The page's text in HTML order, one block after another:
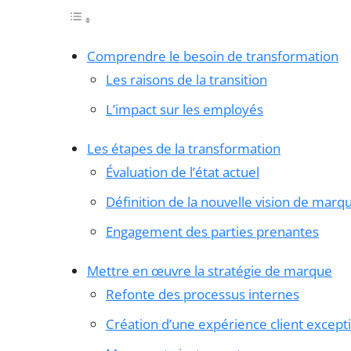
Comprendre le besoin de transformation
Les raisons de la transition
L’impact sur les employés
Les étapes de la transformation
Évaluation de l’état actuel
Définition de la nouvelle vision de
Engagement des parties prenantes
Mettre en œuvre la stratégie de marque
Refonte des processus internes
Création d’une expérience client